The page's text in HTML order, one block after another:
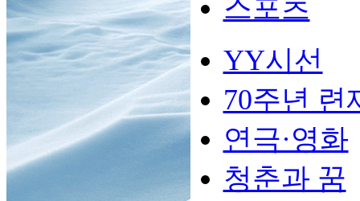
스포츠
YY시선
70주년 련
연극·영화
청춘과 꿈